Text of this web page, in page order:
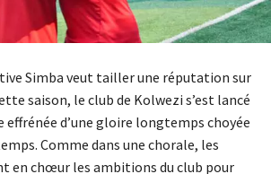
Simba veut tailler une réputation sur
saison, le club de Kolwezi s’est lancé
effrénée d’une gloire longtemps choyée
Comme dans une chorale, les
en chœur les ambitions du club pour